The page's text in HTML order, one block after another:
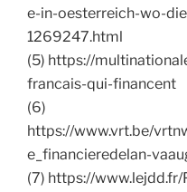
e-in-oesterreich-wo-
1269247.html
(5) https://
francais-qui-financent
(6)
https://www.vrt.be/
e_financieredelan-
(7) https://